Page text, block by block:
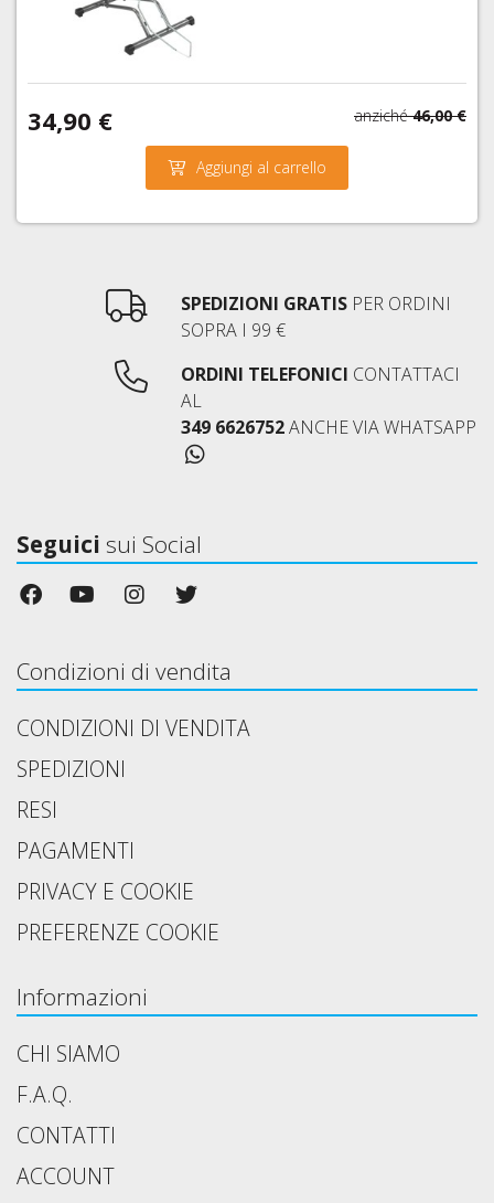
34,90 € anziché 46,00 €
Aggiungi al carrello
SPEDIZIONI GRATIS PER ORDINI
SOPRA I 99 €
ORDINI TELEFONICI CONTATTACI
AL
349 6626752ANCHE VIA WHATSAPP
Seguici sui Social
Condizioni di vendita
CONDIZIONI DI VENDITA
SPEDIZIONI
RESI
PAGAMENTI
PRIVACY E COOKIE
PREFERENZE COOKIE
Informazioni
CHI SIAMO
F.A.Q.
CONTATTI
ACCOUNT